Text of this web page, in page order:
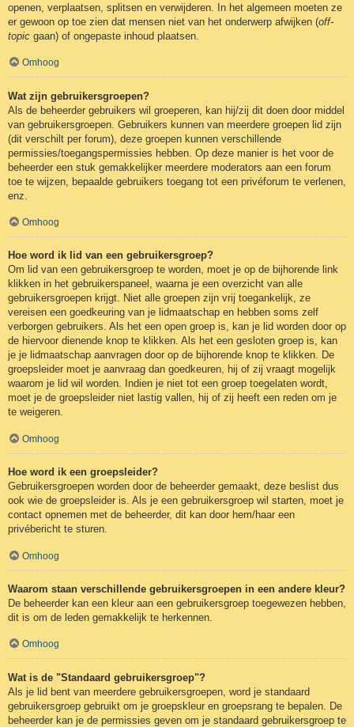
openen, verplaatsen, splitsen en verwijderen. In het algemeen moeten ze
er gewoon op toe zien dat mensen niet van het onderwerp afwijken (off-
topic gaan) of ongepaste inhoud plaatsen.
Omhoog
Wat zijn gebruikersgroepen?
Als de beheerder gebruikers wil groeperen, kan hij/zij dit doen door middel
van gebruikersgroepen. Gebruikers kunnen van meerdere groepen lid zijn
(dit verschilt per forum), deze groepen kunnen verschillende
permissies/toegangspermissies hebben. Op deze manier is het voor de
beheerder een stuk gemakkelijker meerdere moderators aan een forum
toe te wijzen, bepaalde gebruikers toegang tot een privéforum te verlenen,
enz.
Omhoog
Hoe word ik lid van een gebruikersgroep?
Om lid van een gebruikersgroep te worden, moet je op de bijhorende link
klikken in het gebruikerspaneel, waarna je een overzicht van alle
gebruikersgroepen krijgt. Niet alle groepen zijn vrij toegankelijk, ze
vereisen een goedkeuring van je lidmaatschap en hebben soms zelf
verborgen gebruikers. Als het een open groep is, kan je lid worden door op
de hiervoor dienende knop te klikken. Als het een gesloten groep is, kan
je je lidmaatschap aanvragen door op de bijhorende knop te klikken. De
groepsleider moet je aanvraag dan goedkeuren, hij of zij vraagt mogelijk
waarom je lid wil worden. Indien je niet tot een groep toegelaten wordt,
moet je de groepsleider niet lastig vallen, hij of zij heeft een reden om je
te weigeren.
Omhoog
Hoe word ik een groepsleider?
Gebruikersgroepen worden door de beheerder gemaakt, deze beslist dus
ook wie de groepsleider is. Als je een gebruikersgroep wil starten, moet je
contact opnemen met de beheerder, dit kan door hem/haar een
privébericht te sturen.
Omhoog
Waarom staan verschillende gebruikersgroepen in een andere kleur?
De beheerder kan een kleur aan een gebruikersgroep toegewezen hebben,
dit is om de leden gemakkelijk te herkennen.
Omhoog
Wat is de "Standaard gebruikersgroep"?
Als je lid bent van meerdere gebruikersgroepen, word je standaard
gebruikersgroep gebruikt om je groepskleur en groepsrang te bepalen. De
beheerder kan je de permissies geven om je standaard gebruikersgroep te